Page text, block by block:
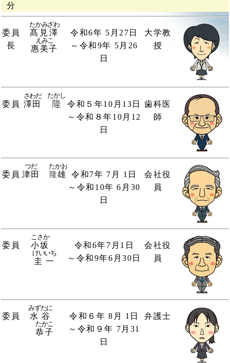
分
委員
長
髙見澤
たかみざわ
惠美子
えみこ
令和6年 5月27日
～令和9年 5月26
日
大学教
授
委員 澤田
さわだ たかし
令和５年10月13日
～令和８年10月12
日
歯科医
師
委員 津田
つだ
雄
たかお
令和7年 7月 1日
～令和10年 6月30
日
会社役
員
委員 小坂
こさか
圭一
けいいち
令和6年7月1日
～令和9年6月30日
会社役
員
委員 水谷
みずたに
恭子
たかこ
令和６年 8月 1日
～令和９年 7月31
日
弁護士